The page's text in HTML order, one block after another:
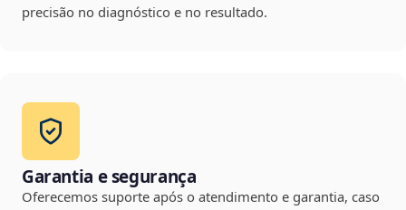
precisão no diagnóstico e no resultado.
Garantia e segurança
Oferecemos suporte após o atendimento e garantia, caso